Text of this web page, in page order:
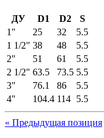
ДУ D1 D2
S
1"
25 32
5.5
1 1/2" 38 48
5.5
2"
51 61
5.5
2 1/2" 63.5 73.5 5.5
3"
76.1 86
5.5
4"
104.4 114 5.5
« Предыдущая позиция